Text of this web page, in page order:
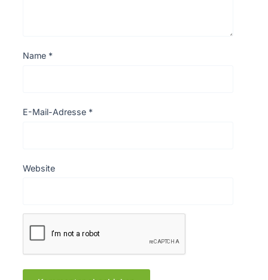
Name *
E-Mail-Adresse *
Website